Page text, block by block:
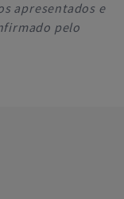
apresentados e
pelo